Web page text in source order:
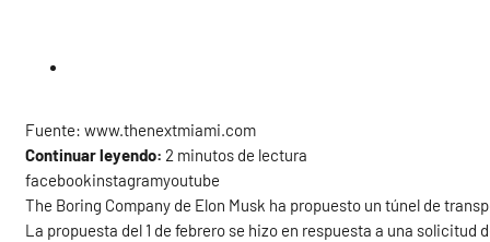
Fuente: www.thenextmiami.com
Continuar leyendo: 2 minutos de lectura
facebookinstagramyoutube
The Boring Company de Elon Musk ha propuesto un túnel de
La propuesta del 1 de febrero se hizo en respuesta a una solicitud